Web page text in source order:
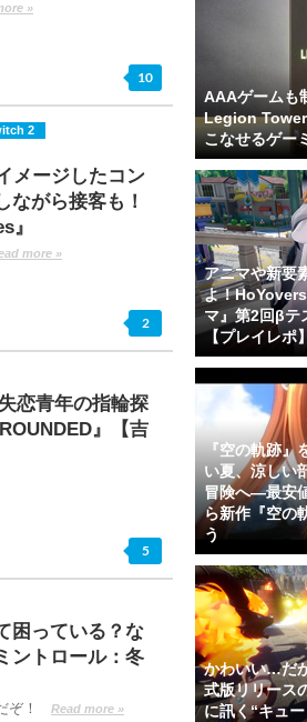
»
10
2
メージしたコン
ながら接客も！
』
more »
2
恋青年の指輪探
』【吉
5
困っている？な
ントロール：冬
！ Read more »
AAAゲームも
Legion
こなせるゲー
アニマや新要
よ！
マ』第2回βテ
【プレイレポ】
『空の軌跡
い夏、涼しい
冒険へ―最安
ら新作『空の
う
かわいい…だ
式版リリース
に訊く“キュ